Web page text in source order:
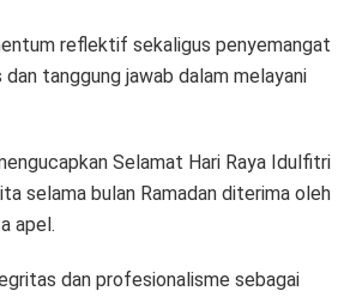
reflektif sekaligus penyemangat
tanggung jawab dalam melayani
Selamat Hari Raya Idulfitri
selama bulan Ramadan diterima oleh
apel.
dan profesionalisme sebagai